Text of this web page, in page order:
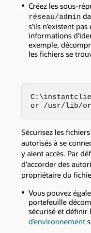
Créez les sous-
réseau/admin
s’ils n’existent
informations
exemple,
les fichiers se
or /usr/lib/
Sécurisez les
autorisés à se
y aient accès. Par
d’accorder des
propriétaire du
Vous pouvez
portefeuille
sécurisé et définir
d’environnement